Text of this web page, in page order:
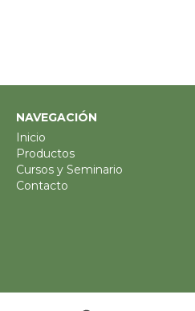
NAVEGACIÓN
Inicio
Productos
Cursos y Seminario
Contacto